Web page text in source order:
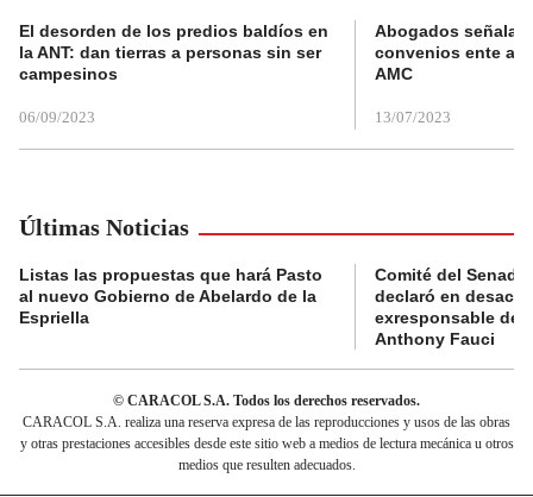
El desorden de los predios baldíos en
la ANT: dan tierras a personas sin ser
campesinos
06/09/2023
Abogados
convenios ente
AMC
13/07/2023
Últimas Noticias
Listas las propuestas que hará Pasto
al nuevo Gobierno de Abelardo de la
Espriella
Comité del Senado
declaró en
exresponsable de
Anthony Fauci
© CARACOL S.A. Todos los derechos reservados.
CARACOL S.A. realiza una reserva expresa de las reproducciones y usos de las obras
y otras prestaciones accesibles desde este sitio web a medios de lectura mecánica u otros
medios que resulten adecuados.